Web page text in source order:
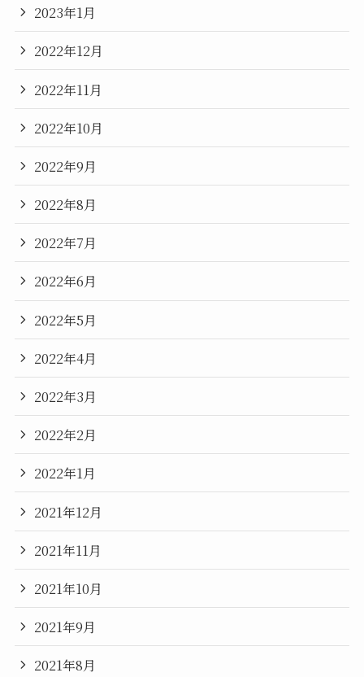
2023年1月
2022年12月
2022年11月
2022年10月
2022年9月
2022年8月
2022年7月
2022年6月
2022年5月
2022年4月
2022年3月
2022年2月
2022年1月
2021年12月
2021年11月
2021年10月
2021年9月
2021年8月